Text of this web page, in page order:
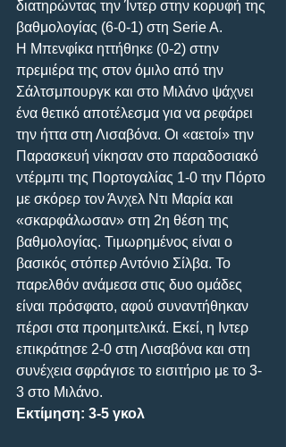
διατηρώντας την Ίντερ στην κορυφή της
βαθμολογίας (6-0-1) στη Serie A.
Η Μπενφίκα ηττήθηκε (0-2) στην
πρεμιέρα της στον όμιλο από την
Σάλτσμπουργκ και στο Μιλάνο ψάχνει
ένα θετικό αποτέλεσμα για να ρεφάρει
την ήττα στη Λισαβόνα. Οι «αετοί» την
Παρασκευή νίκησαν στο παραδοσιακό
ντέρμπι της Πορτογαλίας 1-0 την Πόρτο
με σκόρερ τον Άνχελ Ντι Μαρία και
«σκαρφάλωσαν» στη 2η θέση της
βαθμολογίας. Τιμωρημένος είναι ο
βασικός στόπερ Αντόνιο Σίλβα. Το
παρελθόν ανάμεσα στις δυο ομάδες
είναι πρόσφατο, αφού συναντήθηκαν
πέρσι στα προημιτελικά. Εκεί, η Ιντερ
επικράτησε 2-0 στη Λισαβόνα και στη
συνέχεια σφράγισε το εισιτήριο με το 3-
3 στο Μιλάνο.
Εκτίμηση: 3-5 γκολ